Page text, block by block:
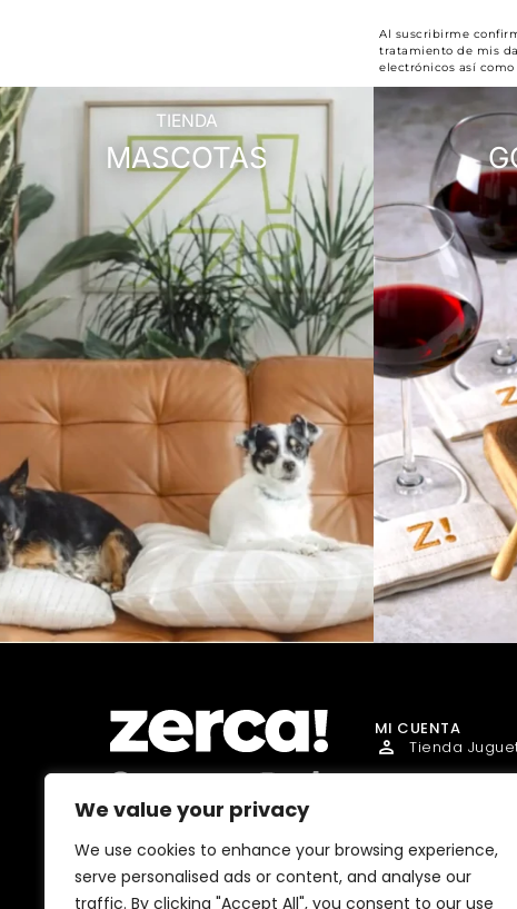
We value your privacy
We use cookies to enhance your browsing experience,
serve personalised ads or content, and analyse our
traffic. By clicking "Accept All", you consent to our use
Al suscribirme
tratamiento de mis
electrónicos así
TIENDA
MASCOTAS
distribuidores locales. Pagan
impuestos aquí, y dinamizan
economía y empleo en tu
comunidad.
MI CUENTA
Tienda
Tienda
Tienda
Tienda
Tienda